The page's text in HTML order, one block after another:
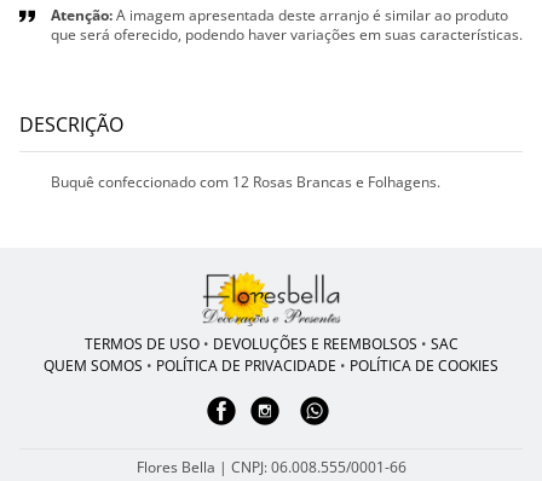
Atenção:A imagem apresentada deste arranjo é similar ao produto
que será oferecido, podendo haver variações em suas características.
DESCRIÇÃO
Buquê confeccionado com 12 Rosas Brancas e Folhagens.
TERMOS DE USO• DEVOLUÇÕES E REEMBOLSOS • SAC
QUEM SOMOS • POLÍTICA DE PRIVACIDADE • POLÍTICA DE COOKIES
Flores Bella | CNPJ: 06.008.555/0001-66